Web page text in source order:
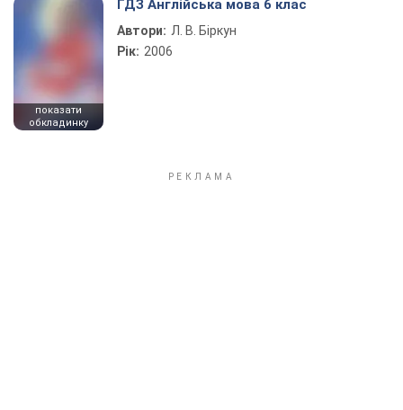
показати
обкладинку
ГДЗ Англійська мова 6 клас
Автори: Л. В. Біркун
Рік: 2006